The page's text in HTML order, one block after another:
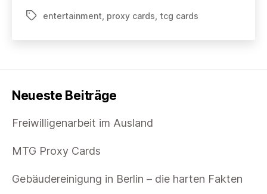
gestalten
Schlagwörter
entertainment proxy cards tcg cards
Neueste Beiträge
Freiwilligenarbeit im Ausland
MTG Proxy Cards
Gebäudereinigung in Berlin – die harten Fakten